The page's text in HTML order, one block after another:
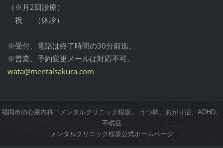
（※月2回診療）
祝 （休診）
※受付、電話は終了時間の30分前迄。
※営業、予約変更メールは対応不可。
wata@mentalsakura.com
福岡市の心療内科「メンタルクリニック桜坂」 うつ病、あがり症、ADHD、
不眠症
メンタルクリニック桜坂公式ホームページ